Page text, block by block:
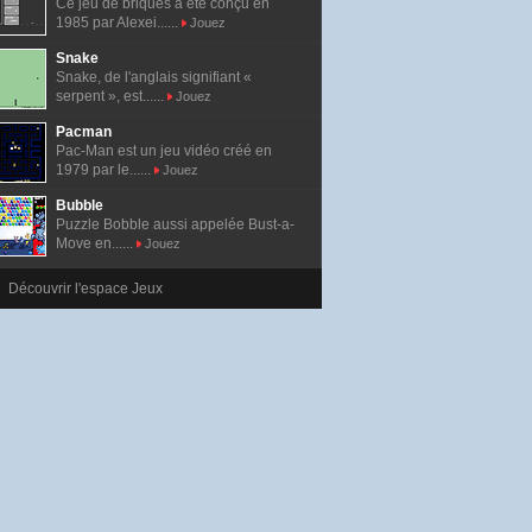
Ce jeu de briques a été conçu en
1985 par Alexei......
Jouez
Snake
Snake, de l'anglais signifiant «
serpent », est......
Jouez
Pacman
Pac-Man est un jeu vidéo créé en
1979 par le......
Jouez
Bubble
Puzzle Bobble aussi appelée Bust-a-
Move en......
Jouez
Découvrir l'espace Jeux